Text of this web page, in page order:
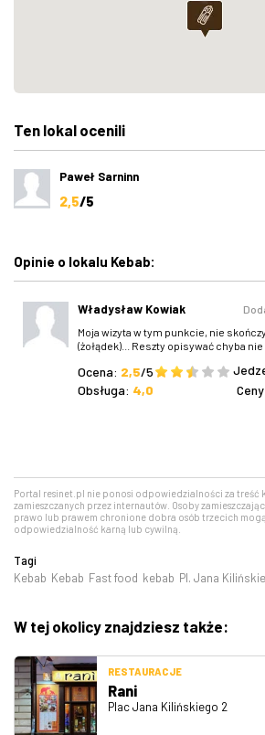
Ten lokal ocenili
Paweł Sarninn
2,5/5
Opinie o lokalu Kebab:
Władysław Kowiak
Moja wizyta w tym punkcie, nie
(żołądek)... Reszty opisywać chyba
Ocena: 2,5/5
Obsługa: 4,0
Portal resinet.pl nie ponosi odpowiedzialności za treść
zamieszczanych przez internautów. Osoby
prawo lub prawem chronione dobra osób trzecich
odpowiedzialność karną lub cywilną.
Tagi
Kebab Kebab Fast food kebab Pl. Jana
W tej okolicy znajdziesz także:
RESTAURACJE
Rani
Plac Jana Kilińskiego 2